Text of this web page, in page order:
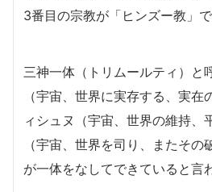
3番目の宗教が「ヒンズー教」で
三神一体（トリムールティ）と
（宇宙、世界に実存する、実
ィシュヌ（宇宙、世界の維持、
（宇宙、世界を司り、またそ
が一体をなしてできていると言